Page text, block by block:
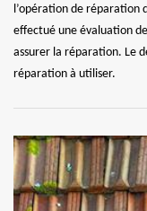
l’opération de réparation
effectué une évaluation
assurer la réparation. Le
réparation à utiliser.